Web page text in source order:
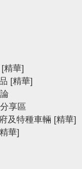
[精華]
[精華]
享區
及特種車輛 [精華]
華]